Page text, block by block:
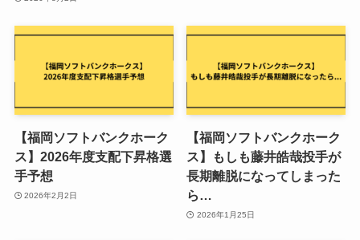
【福岡ソフトバンクホーク
ス】2026年度支配下昇格選
手予想
2026年2月2日
【福岡ソフトバンクホーク
ス】もしも藤井皓哉投手が
長期離脱になってしまった
ら…
2026年1月25日